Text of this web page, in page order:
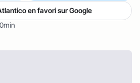
en favori sur Google